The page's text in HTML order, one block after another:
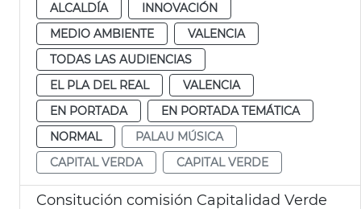
ALCALDÍA
INNOVACIÓN
MEDIO AMBIENTE
VALENCIA
TODAS LAS AUDIENCIAS
EL PLA DEL REAL
VALENCIA
EN PORTADA
EN PORTADA TEMÁTICA
NORMAL
PALAU MÚSICA
CAPITAL VERDA
CAPITAL VERDE
Consitución comisión Capitalidad Verde